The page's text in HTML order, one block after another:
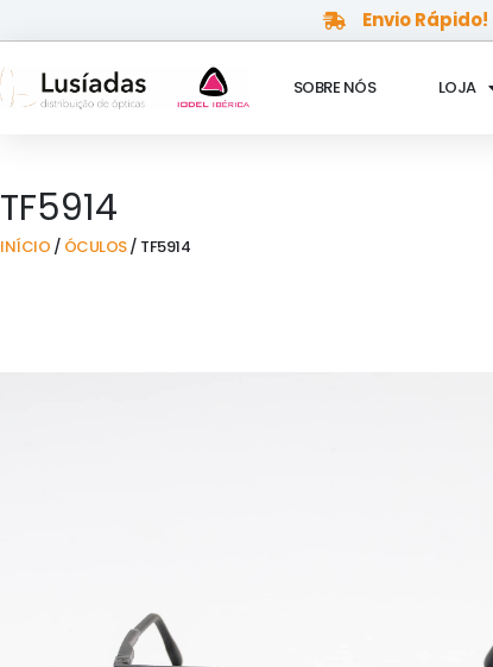
to
content
Envio Rápido!
SOBRE NÓS LOJA
TF5914
INÍCIO / ÓCULOS/ TF5914